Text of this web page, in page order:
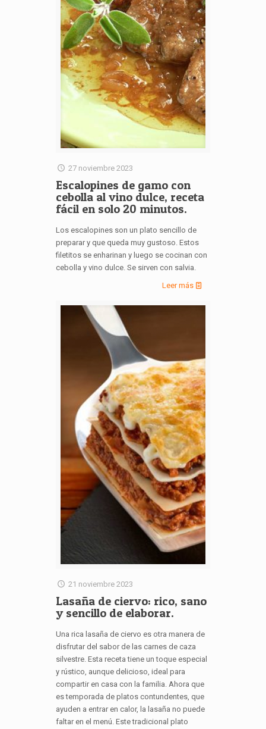
27 noviembre 2023
Escalopines de gamo con
cebolla al vino dulce, receta
fácil en solo 20 minutos.
Los escalopines son un plato sencillo de
preparar y que queda muy gustoso. Estos
filetitos se enharinan y luego se cocinan con
cebolla y vino dulce. Se sirven con salvia.
Leer más
21 noviembre 2023
Lasaña de ciervo: rico, sano
y sencillo de elaborar.
Una rica lasaña de ciervo es otra manera de
disfrutar del sabor de las carnes de caza
silvestre. Esta receta tiene un toque especial
y rústico, aunque delicioso, ideal para
compartir en casa con la familia. Ahora que
es temporada de platos contundentes, que
ayuden a entrar en calor, la lasaña no puede
faltar en el menú. Este tradicional plato